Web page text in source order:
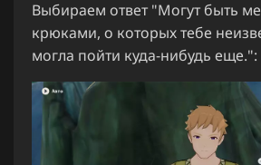
Выбираем ответ "Могут быть
крюками, о которых тебе
могла пойти куда-нибудь еще.":